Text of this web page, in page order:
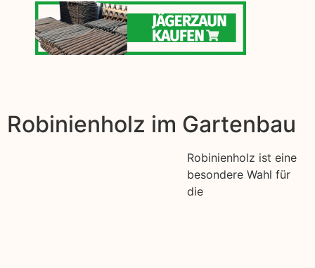
Robinienholz im Gartenbau
Robinienholz ist eine
besondere Wahl für
die